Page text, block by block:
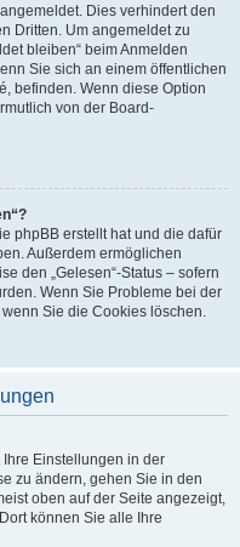
Dies verhindert den
Dritten. Um angemeldet zu
bleiben“ beim Anmelden
Sie sich an einem öffentlichen
befinden. Wenn diese Option
von der Board-
phpBB erstellt hat und die dafür
Außerdem ermöglichen
den „Gelesen“-Status – sofern
Wenn Sie Probleme bei der
Sie die Cookies löschen.
Einstellungen in der
zu ändern, gehen Sie in den
oben auf der Seite angezeigt,
können Sie alle Ihre